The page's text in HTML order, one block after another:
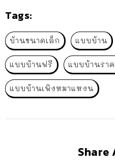
Tags:
บ้านขนาดเล็ก แบบบ้าน
แบบบ้านฟรี แบบบ้านรา
แบบบ้านเพิงหมาแหงน